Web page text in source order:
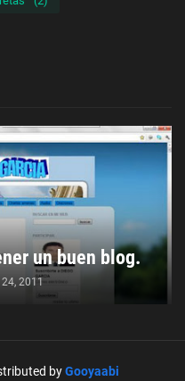
un buen blog.
2011
byGooyaabi